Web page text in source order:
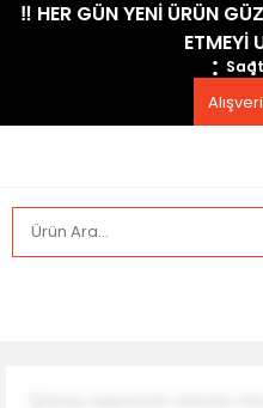
​‼️​ HER GÜN YENİ ÜRÜN
ETMEYİ
Saat